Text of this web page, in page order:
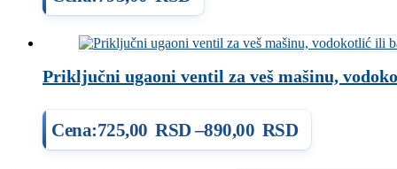
Priključni ugaoni ventil za veš mašinu,
Cena:725,00 RSD–890,00 RSD
Raspon